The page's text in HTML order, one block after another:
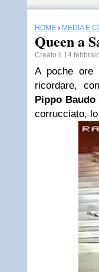
HOME › MEDIA E
Queen a
Creato il 14
A poche ore
ricordare,
Pippo Baudo
corrucciato,